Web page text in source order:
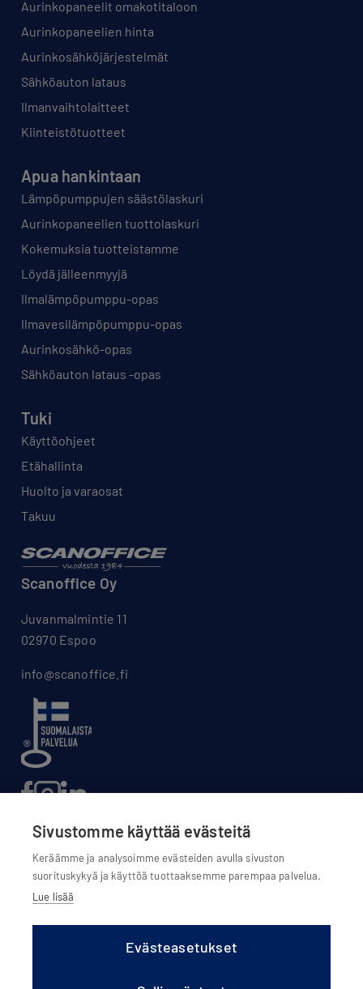
Aurinkopaneelit omakotitaloon
Aurinkopaneelien hinta
Aurinkosähköjärjestelmät
Sähköauton lataus
Ilmanvaihtolaitteet
Kiinteistötuotteet
Apua hankintaan
Lämpöpumppujen säästölaskuri
Aurinkopaneelien tuottolaskuri
Kokemuksia tuotteistamme
Löydä jälleenmyyjä
Ilmalämpöpumppu-opas
Ilmavesilämpöpumppu-opas
Aurinkosähkö-opas
Sähköauton lataus -opas
Tuki
Käyttöohjeet
Etähallinta
Huolto ja varaosat
Takuu
Scanoffice Oy
Juvanmalmintie 11
02970 Espoo
info@scanoffice.fi
Evästeasetukset
Olemme osa Scanoffice Group Oy:tä
Sivustomme käyttää evästeitä
Keräämme ja analysoimme evästeiden avulla sivuston
suorituskykyä ja käyttöä tuottaaksemme parempaa palvelua.
Lue lisää
Evästeasetukset